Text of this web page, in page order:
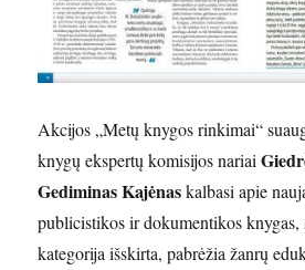
Akcijos „Metų knygos rinkimai“
knygų ekspertų komisijos nariai
Gediminas Kajėnaskalbasi apie
publicistikos ir dokumentikos knygas,
kategorija išskirta, pabrėžia žanrų